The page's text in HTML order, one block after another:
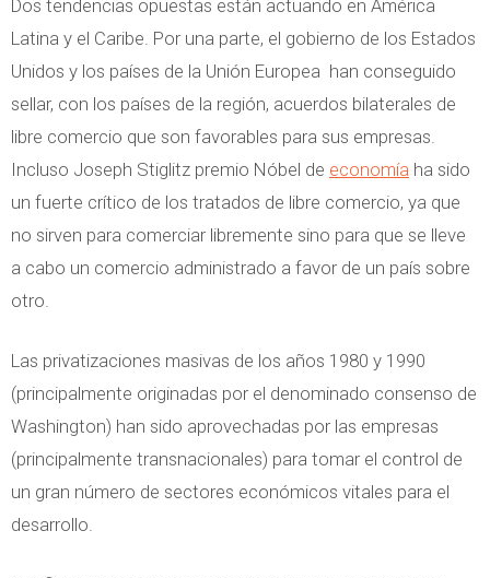
Dos tendencias opuestas están actuando en América
Latina y el Caribe. Por una parte, el gobierno de los Estados
Unidos y los países de la Unión Europea han conseguido
sellar, con los países de la región, acuerdos bilaterales de
libre comercio que son favorables para sus empresas.
Incluso Joseph Stiglitz premio Nóbel de economía ha sido
un fuerte crítico de los tratados de libre comercio, ya que
no sirven para comerciar libremente sino para que se lleve
a cabo un comercio administrado a favor de un país sobre
otro.
Las privatizaciones masivas de los años 1980 y 1990
(principalmente originadas por el denominado consenso de
Washington) han sido aprovechadas por las empresas
(principalmente transnacionales) para tomar el control de
un gran número de sectores económicos vitales para el
desarrollo.